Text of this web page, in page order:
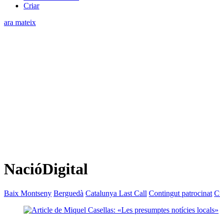
Criar
ara mateix
NacióDigital
Baix Montseny Berguedà Catalunya Last Call Contingut patrocinat